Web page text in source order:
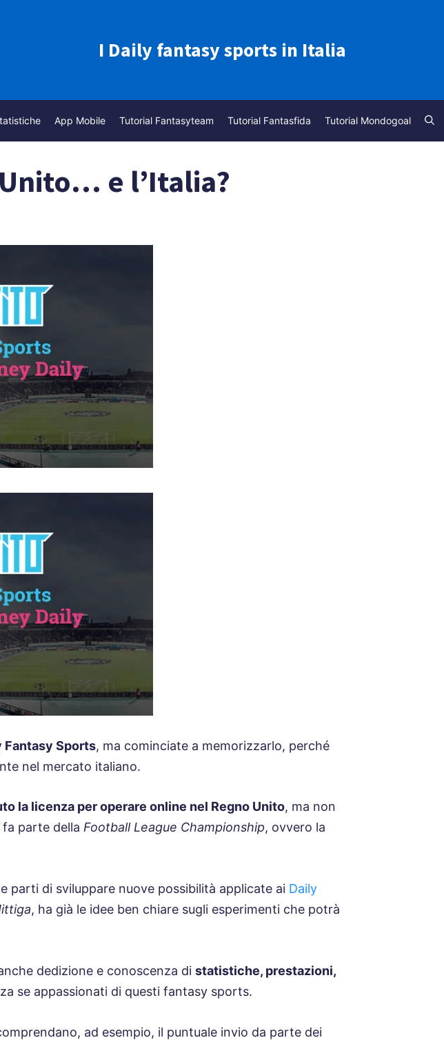
I Daily fantasy sports in Italia
App Mobile Tutorial Fantasyteam Tutorial Fantasfida Tutorial Mondogoal
e l’Italia?
Fantasy Sports, ma cominciate a memorizzarlo, perché
nel mercato italiano.
la licenza per operare online nel Regno Unito, ma non
parte della Football League Championship, ovvero la
parti di sviluppare nuove possibilità applicate ai Daily
, ha già le idee ben chiare sugli esperimenti che potrà
dedizione e conoscenza di statistiche, prestazioni,
se appassionati di questi fantasy sports.
ad esempio, il puntuale invio da parte dei